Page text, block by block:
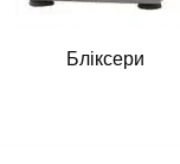
Бліксери